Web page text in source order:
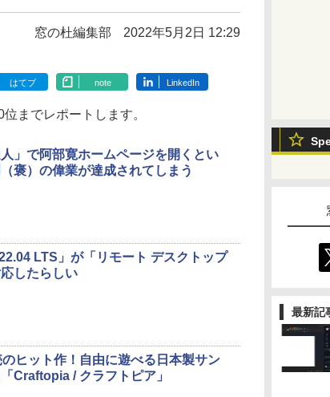
最新記
窓の杜編集部 2022年5月2日 12:29
はてブ note LinkedIn
までレポートします。
人」で阿部寛ホームページを開くとい
褒）の偉業が達成されてしまう
LTS」が「リモート デスクトップ
したらしい
ヒット作！自由に遊べる日本製サン
「Craftopia / クラフトピア」